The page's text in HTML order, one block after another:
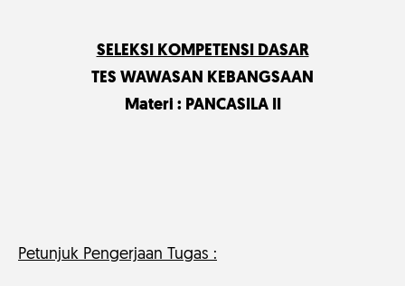
SELEKSI KOMPETENSI DASAR
TES WAWASAN KEBANGSAAN
Materi : PANCASILA II
Petunjuk Pengerjaan Tugas :